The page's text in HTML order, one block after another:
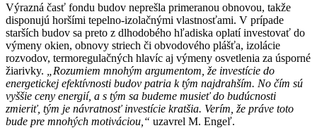
Výrazná časť fondu budov neprešla primeranou obnovou, takže
disponujú horšími tepelno-izolačnými vlastnosťami. V prípade
starších budov sa preto z dlhodobého hľadiska oplatí investovať do
výmeny okien, obnovy striech či obvodového plášťa, izolácie
rozvodov, termoregulačných hlavíc aj výmeny osvetlenia za úsporné
žiarivky.
„Rozumiem mnohým argumentom, že investície do
energetickej efektívnosti budov patria k tým najdrahším. No čím sú
vyššie ceny energií, a s tým sa budeme musieť do budúcnosti
zmieriť, tým je návratnosť investície kratšia. Verím, že práve toto
bude pre mnohých motiváciou,“ uzavrel M. Engeľ.